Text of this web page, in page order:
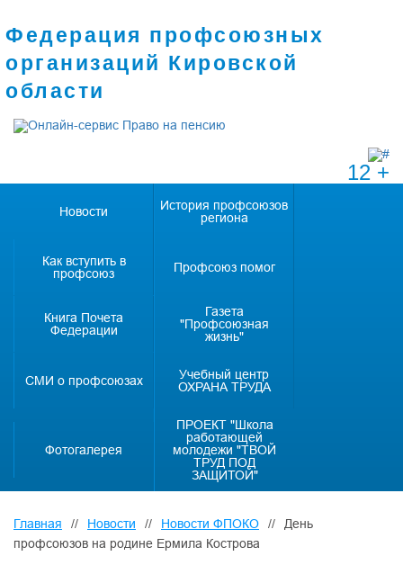
Федерация профсоюзных
организаций Кировской
области
12 +
Новости
История профсоюзов
региона
Как вступить в
профсоюз
Профсоюз помог
Книга Почета
Федерации
Газета
"Профсоюзная
жизнь"
СМИ о профсоюзах
Учебный центр
ОХРАНА ТРУДА
Фотогалерея
ПРОЕКТ "Школа
работающей
молодежи "ТВОЙ
ТРУД ПОД
ЗАЩИТОЙ"
Главная // Новости // Новости ФПОКО //
День
профсоюзов на родине Ермила Кострова